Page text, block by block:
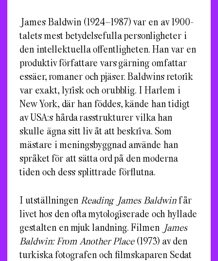
James Baldwin (1924–1987) var en av 1900-
talets mest betydelsefulla personligheter i
den intellektuella offentligheten. Han var en
produktiv författare vars gärning omfattar
essäer, romaner och pjäser. Baldwins retorik
var exakt, lyrisk och orubblig. I Harlem i
New York, där han föddes, kände han tidigt
av USA:s hårda rasstrukturer vilka han
skulle ägna sitt liv åt att beskriva. Som
mästare i meningsbyggnad använde han
språket för att sätta ord på den moderna
tiden och dess splittrade förflutna.
I utställningen Reading James Baldwinfår
livet hos den ofta mytologiserade och hyllade
gestalten en mjuk landning. Filmen James
Baldwin: From Another Place (1973) av den
turkiska fotografen och filmskaparen Sedat